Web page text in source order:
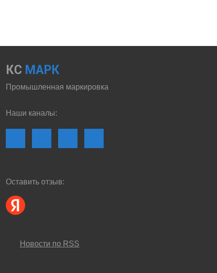
КС МАРК
Промышленная маркировка
Наши каналы:
Оставить отзыв:
Новости по RSS